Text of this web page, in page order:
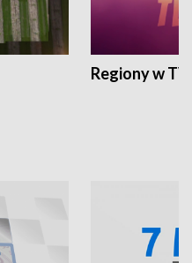
Regiony w